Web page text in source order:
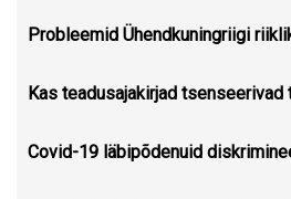
Probleemid Ühendkuningriigi
Kas teadusajakirjad tsenseerivad
Covid-19 läbipõdenuid